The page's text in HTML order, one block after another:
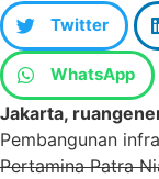
Twitter
WhatsApp
Jakarta,
Pembangunan
Pertamina Patra